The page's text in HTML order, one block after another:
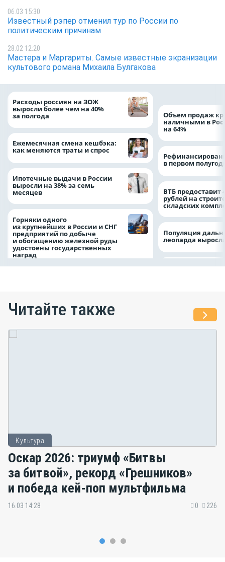
06.03 15:30
Известный рэпер отменил тур по России по
политическим причинам
28.02 12:20
Мастера и Маргариты. Самые известные экранизации
культового романа Михаила Булгакова
Расходы россиян на ЗОЖ
выросли более чем на 40%
за полгода
Ежемесячная смена кешбэка:
как меняются траты и спрос
Ипотечные выдачи в России
выросли на 38% за семь
месяцев
Горняки одного
из крупнейших в России и СНГ
предприятий по добыче
и обогащению железной руды
удостоены государственных
наград
Объем продаж
наличными в
на 64%
в первом
ВТБ предоставит
рублей на
складских
Популяция
леопарда
Читайте также
Культура
Оскар 2026: триумф «Битвы
за битвой», рекорд «Грешников»
и победа кей-поп мультфильма
16.03 14:28 0 226